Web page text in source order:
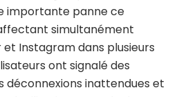
importante panne ce
simultanément
Instagram dans plusieurs
ont signalé des
déconnexions inattendues et